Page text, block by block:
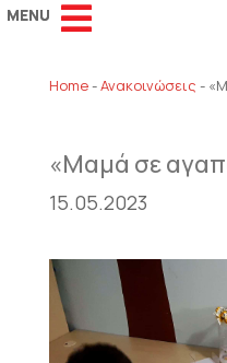
Home-Ανακοινώσεις -
«Μαμά σε
15.05.2023